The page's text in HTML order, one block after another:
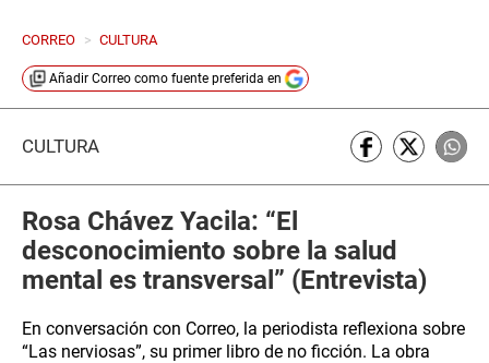
CORREO > CULTURA
Añadir Correo como fuente preferida en
CULTURA
Rosa Chávez Yacila: “El
desconocimiento sobre la salud
mental es transversal” (Entrevista)
En conversación con Correo, la periodista reflexiona sobre
“Las nerviosas”, su primer libro de no ficción. La obra